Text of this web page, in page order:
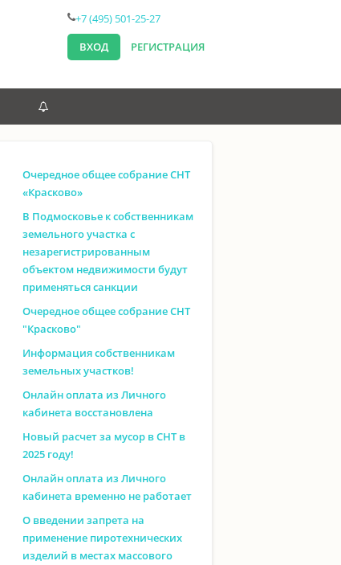
+7 (495) 501-25-27
ВХОД
РЕГИСТРАЦИЯ
НОВОСТИ
Очередное общее собрание СНТ
«Красково»
В Подмосковье к собственникам
земельного участка с
незарегистрированным
объектом недвижимости будут
применяться санкции
Очередное общее собрание СНТ
"Красково"
Информация собственникам
земельных участков!
Онлайн оплата из Личного
кабинета восстановлена
Новый расчет за мусор в СНТ в
2025 году!
Онлайн оплата из Личного
кабинета временно не работает
О введении запрета на
применение пиротехнических
изделий в местах массового